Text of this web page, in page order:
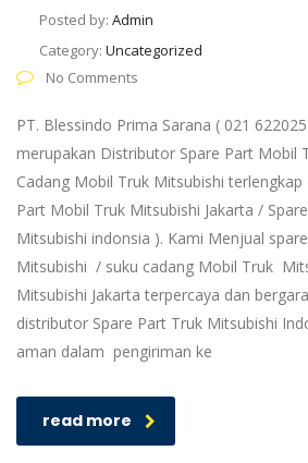
Posted by: Admin
Category: Uncategorized
No Comments
PT. Blessindo Prima Sarana ( 021
merupakan Distributor Spare Part Mobil
Cadang Mobil Truk Mitsubishi terlengkap
Part Mobil Truk Mitsubishi Jakarta /
Mitsubishi indonsia ). Kami Menjual
Mitsubishi / suku cadang Mobil Truk
Mitsubishi Jakarta terpercaya dan
distributor Spare Part Truk Mitsubishi
aman dalam pengiriman ke
read more